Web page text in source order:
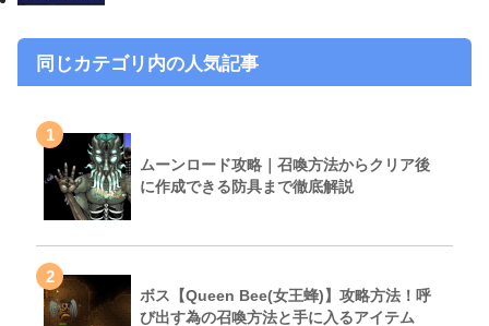
同じカテゴリ内の人気記事
1
ムーンロード攻略｜召喚方法からクリア後
に作成できる防具まで徹底解説
2
ボス【Queen Bee(女王蜂)】攻略方法！呼
び出す為の召喚方法と手に入るアイテム